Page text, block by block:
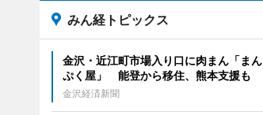
みん経トピックス
金沢・近江町市場入り口に肉まん「まん
ぷく屋」 能登から移住、熊本支援も
金沢経済新聞